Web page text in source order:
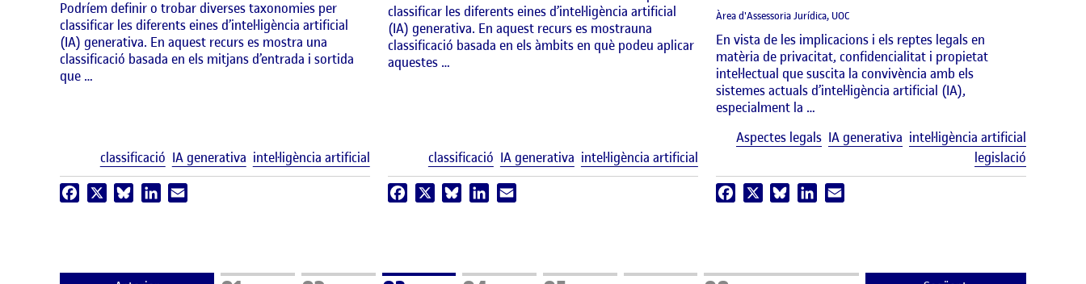
Podríem definir o trobar diverses taxonomies per
classificar les diferents eines d’intel·ligència artificial
(IA) generativa. En aquest recurs es mostra una
classificació basada en els mitjans d’entrada i sortida
que …
Etiquetes
classificació IA generativa intel·ligència artificial
Facebook BlueskyLinkedIn
classificar les diferents eines d’intel·ligència artificial
(IA) generativa. En aquest recurs es mostrauna
classificació basada en els àmbits en què podeu aplicar
aquestes …
Etiquetes
classificació IA generativa intel·ligència artificial
Facebook Bluesky LinkedIn
Àrea d'Assessoria Jurídica, UOC
En vista de les implicacions i els reptes legals en
matèria de privacitat, confidencialitat i propietat
intel·lectual que suscita la convivència amb els
sistemes actuals d’intel·ligència artificial (IA),
especialment la …
Aspectes legals IA generativa intel·ligència artificial
legislació
Facebook Bluesky LinkedIn